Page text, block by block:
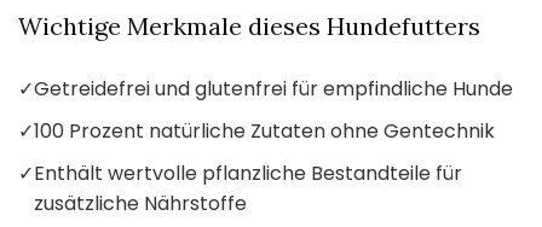
Wichtige Merkmale dieses Hundefutters
✓Getreidefrei und glutenfrei für empfindliche Hunde
✓100 Prozent natürliche Zutaten ohne Gentechnik
✓Enthält wertvolle pflanzliche Bestandteile für
zusätzliche Nährstoffe